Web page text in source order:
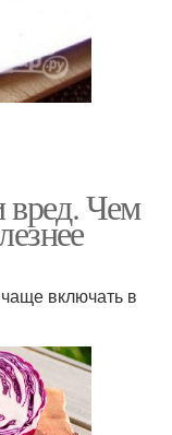
вред. Чем
включать в